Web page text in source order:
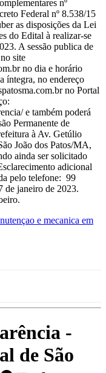
nº
Federal nº 8.538/15
as disposições da Lei
do Edital à realizar-se
A sessão publica de
site
no dia e horário
íntegra, no endereço
no Portal
e também poderá
Permanente de
à Av. Getúlio
João dos Patos/MA,
ainda ser solicitado
adicional
pelo telefone: 99
de janeiro de 2023.
e mecanica em
-
de São